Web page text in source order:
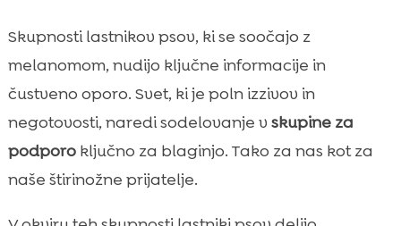
Skupnosti lastnikov psov, ki se soočajo z
melanomom, nudijo ključne informacije in
čustveno oporo. Svet, ki je poln izzivov in
negotovosti, naredi sodelovanje v skupine za
podporoključno za blaginjo. Tako za nas kot za
naše štirinožne prijatelje.